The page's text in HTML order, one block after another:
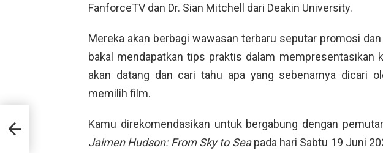
FanforceTV dan Dr. Sian Mitchell dari Deakin University.
Mereka akan berbagi wawasan terbaru seputar promosi
bakal mendapatkan tips praktis dalam mempresentasikan
akan datang dan cari tahu apa yang sebenarnya dicari
memilih film.
Kamu direkomendasikan untuk bergabung dengan
Jaimen Hudson: From Sky to Seapada hari Sabtu 19 Juni